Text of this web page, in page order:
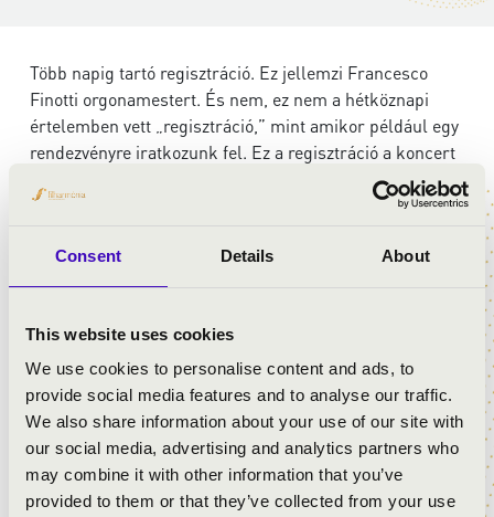
Consent Details About
This website uses cookies
We use cookies to personalise content and ads, to
provide social media features and to analyse our traffic.
We also share information about your use of our site with
our social media, advertising and analytics partners who
may combine it with other information that you’ve
provided to them or that they’ve collected from your use
Több napig tartó regisztráció. Ez jellemzi Francesco
Finotti orgonamestert. És nem, ez nem a hétköznapi
értelemben vett „regisztráció,” mint amikor például egy
rendezvényre iratkozunk fel. Ez a regisztráció a koncert
helyszínén történő előzetes készülődést jelenti a
hangszerrel.
olyan aprólékos. Egyik tanítványa mesélte róla, hogy volt
olyan műsor, mely előtt három napig regisztrált annak
koncert.
Május 18-án, az Orgonák éjszakáján hallgathatjuk meg a
precíz művész nagyszerű orgonakoncertjét.
JEGYVÁSÁRLÁS